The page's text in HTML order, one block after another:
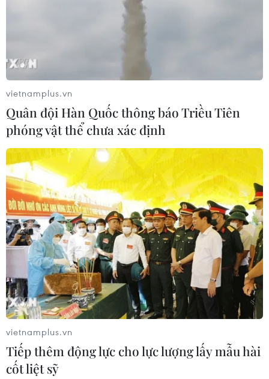
quan An ninh điều tra Bộ Công an
Đắk Lắk tuyển sinh bổ sung hơn 2.700 chỉ tiêu
vào lớp 10 công lập
Phú Thọ không phát hiện dấu hiệu bất
thường trong Kỳ thi tốt nghiệp THPT
TIN LIÊN QUAN
vietnamplus.vn
Quân đội Hàn Quốc thông báo Triều Tiên
phóng vật thể chưa xác định
vietnamplus.vn
Tiếp thêm động lực cho lực lượng lấy mẫu hài
cốt liệt sỹ